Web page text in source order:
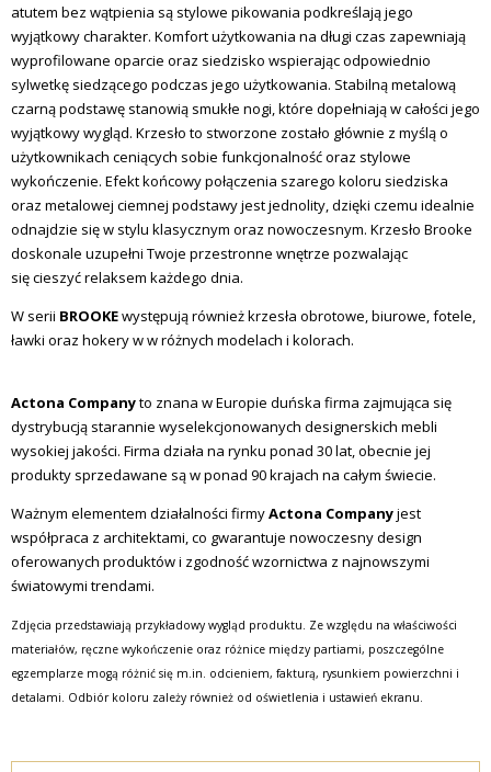
atutem bez wątpienia są stylowe pikowania podkreślają jego
wyjątkowy charakter. Komfort użytkowania na długi czas zapewniają
wyprofilowane oparcie oraz siedzisko wspierając odpowiednio
sylwetkę siedzącego podczas jego użytkowania. Stabilną metalową
czarną podstawę stanowią smukłe nogi, które dopełniają w całości jego
wyjątkowy wygląd. Krzesło to stworzone zostało głównie z myślą o
użytkownikach ceniących sobie funkcjonalność oraz stylowe
wykończenie. Efekt końcowy połączenia szarego koloru siedziska
oraz metalowej ciemnej podstawy jest jednolity, dzięki czemu idealnie
odnajdzie się w stylu klasycznym oraz nowoczesnym. Krzesło Brooke
doskonale uzupełni Twoje przestronne wnętrze pozwalając
się cieszyć relaksem każdego dnia.
W serii BROOKEwystępują również krzesła obrotowe, biurowe, fotele,
ławki oraz hokery w w różnych modelach i kolorach.
Actona Companyto znana w Europie duńska firma zajmująca się
dystrybucją starannie wyselekcjonowanych designerskich mebli
wysokiej jakości. Firma działa na rynku ponad 30 lat, obecnie jej
produkty sprzedawane są w ponad 90 krajach na całym świecie.
Ważnym elementem działalności firmyActona Companyjest
współpraca z architektami, co gwarantuje nowoczesny design
oferowanych produktów i zgodność wzornictwa z najnowszymi
światowymi trendami.
Zdjęcia przedstawiają przykładowy wygląd produktu. Ze względu na właściwości
materiałów, ręczne wykończenie oraz różnice między partiami, poszczególne
egzemplarze mogą różnić się m.in. odcieniem, fakturą, rysunkiem powierzchni i
detalami. Odbiór koloru zależy również od oświetlenia i ustawień ekranu.